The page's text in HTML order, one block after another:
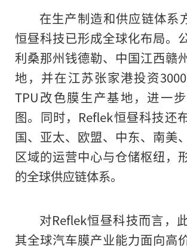
在生产制造和供应链体系
恒昼科技已形成全球化布局。
利桑那州钱德勒、中国江西赣
地，并在江苏张家港投资
TPU改色膜生产基地，进一
图。同时，Reflek恒昼科技还
国、亚太、欧盟、中东、南美
区域的运营中心与仓储枢纽，
的全球供应链体系。
对Reflek恒昼科技而言，
其全球汽车膜产业能力面向高